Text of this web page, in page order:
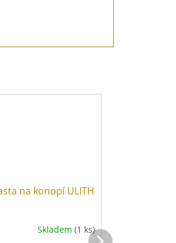
na konopí ULITH
Skladem (1 ks)